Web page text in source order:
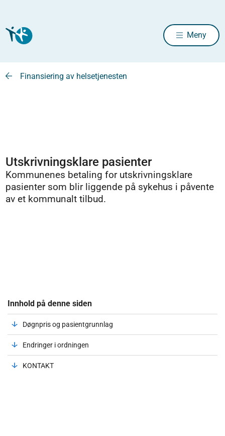
Meny
Finansiering av helsetjenesten
Utskrivningsklare pasienter
Kommunenes betaling for utskrivningsklare
pasienter som blir liggende på sykehus i påvente
av et kommunalt tilbud.
Innhold på denne siden
Døgnpris og pasientgrunnlag
Endringer i ordningen
KONTAKT